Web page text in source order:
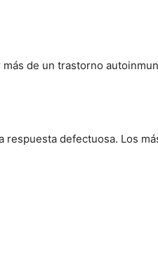
de un trastorno
respuesta defectuosa. Los